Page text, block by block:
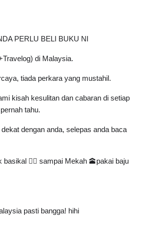
PERLU BELI BUKU NI
di Malaysia.
tiada perkara yang mustahil.
kisah kesulitan dan cabaran di setiap
tahu.
dengan anda, selepas anda baca
basikal 🚴‍♀️ sampai Mekah 🕋pakai baju
pasti bangga! hihi